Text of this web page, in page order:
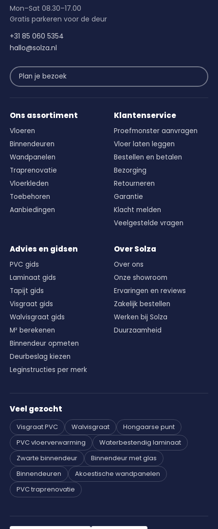
Mon–Sat 08.30–17.00
Gratis parkeren voor de deur
+31 85 060 5354
hallo@solza.nl
Plan je bezoek
Ons assortiment
Vloeren
Binnendeuren
Wandpanelen
Traprenovatie
Vloerkleden
Toebehoren
Aanbiedingen
Klantenservice
Proefmonster aanvragen
Vloer laten leggen
Bestellen en betalen
Bezorging
Retourneren
Garantie
Klacht melden
Veelgestelde vragen
Advies en gidsen
PVC gids
Laminaat gids
Tapijt gids
Visgraat gids
Walvisgraat gids
M² berekenen
Binnendeur opmeten
Deurbeslag kiezen
Leginstructies per merk
Over Solza
Over ons
Onze showroom
Ervaringen en reviews
Zakelijk bestellen
Werken bij Solza
Duurzaamheid
Veel gezocht
Visgraat PVC Walvisgraat
Hongaarse punt
PVC vloerverwarming
Waterbestendig laminaat
Zwarte binnendeur
Binnendeur met glas
Binnendeuren
Akoestische wandpanelen
PVC traprenovatie